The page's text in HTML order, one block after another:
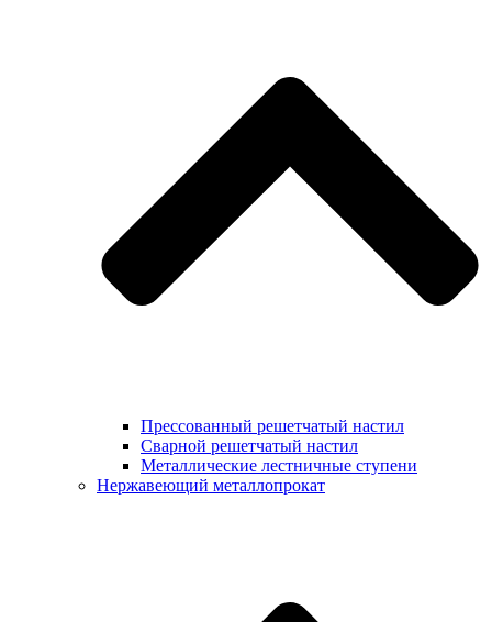
Прессованный решетчатый настил
Сварной решетчатый настил
Металлические лестничные ступени
Нержавеющий металлопрокат